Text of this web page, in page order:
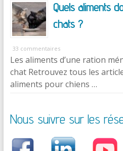
Quels aliments
chats ?
33 commentaires
Les aliments d’une ration
chat Retrouvez tous les
aliments pour chiens …
Nous suivre sur les